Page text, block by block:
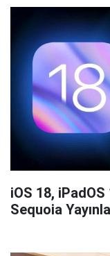
iOS 18,
Sequoia